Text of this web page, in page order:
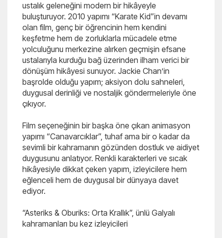
ustalık geleneğini modern bir hikâyeyle
buluşturuyor. 2010 yapımı “Karate Kid”in devamı
olan film, genç bir öğrencinin hem kendini
keşfetme hem de zorluklarla mücadele etme
yolculuğunu merkezine alırken geçmişin efsane
ustalarıyla kurduğu bağ üzerinden ilham verici bir
dönüşüm hikâyesi sunuyor. Jackie Chan’in
başrolde olduğu yapım; aksiyon dolu sahneleri,
duygusal derinliği ve nostaljik göndermeleriyle öne
çıkıyor.
Film seçeneğinin bir başka öne çıkan animasyon
yapımı “Canavarcıklar”, tuhaf ama bir o kadar da
sevimli bir kahramanın gözünden dostluk ve aidiyet
duygusunu anlatıyor. Renkli karakterleri ve sıcak
hikâyesiyle dikkat çeken yapım, izleyicilere hem
eğlenceli hem de duygusal bir dünyaya davet
ediyor.
“Asteriks & Oburiks: Orta Krallık”, ünlü Galyalı
kahramanları bu kez izleyicileri